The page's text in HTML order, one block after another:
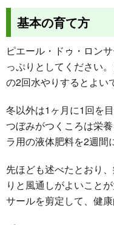
基本の育て方
ピエール・ドゥ・ロン
っぷりとしてください
の2回水やりするとよい
冬以外は1ヶ月に1回を
つぼみがつくころは栄
ラ用の液体肥料を2週間
先ほども述べたとおり
りと風通しがよいこと
サールを剪定して、健